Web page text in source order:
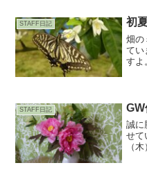
屋外
STAFF日記 初
畑の
てい
すよ
STAFF日記
誠に
せて
（